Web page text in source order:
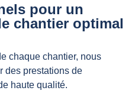
pour un
chantier optimal
chaque chantier, nous
des prestations de
haute qualité.